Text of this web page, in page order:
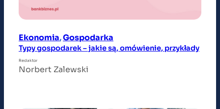
Ekonomia, Gospodarka
Typy gospodarek – jakie są, omówienie, przykłady
Redaktor
Norbert Zalewski